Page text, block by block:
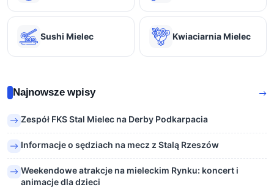
Sushi Mielec Kwiaciarnia Mielec
Najnowsze wpisy
Zespół FKS Stal Mielec na Derby Podkarpacia
Informacje o sędziach na mecz z Stalą Rzeszów
Weekendowe atrakcje na mieleckim Rynku: koncert i
animacje dla dzieci